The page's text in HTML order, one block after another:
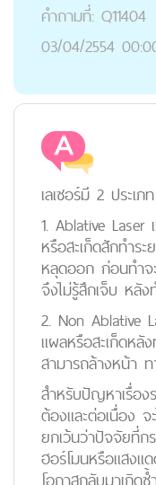
คำถามที่: Q11404
03/04/2554
เลเซอร์มี 2 ประเ
1. Ablative Laser
หรือสะเก็ดสักทำร
หลุดออก ก่อนทำจ
จึงไม่รู้สึกเจ็บ หลัง
2. Non Ablative
แผลหรือสะเก็ดหลั
สามารถล้างหน้า
สำหรับปัญหาเรื่อ
ต้องและต่อเนื่อง
ยกเว้นว่าปัจจัยที่ก
ฮอร์โมนหรือแสง